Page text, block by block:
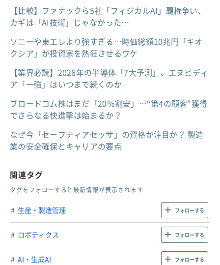
【比較】ファナックら5社「フィジカルAI」覇権争い、
カギは「AI技術」じゃなかった…
ソニーや東エレより強すぎる…時価総額10兆円「キオ
クシア」が投資家を熱狂させるワケ
【業界必読】2026年の半導体「7大予測」、エヌビディ
ア「一強」はいつまで続くのか
ブロードコム株はまだ「20％割安」…“第4の顧客”獲得
でさらなる快進撃は始まるか？
なぜ今「セーフティアセッサ」の資格が注目か？ 製造
業の安全確保とキャリアの要点
関連タグ
タグをフォローすると最新情報が表示されます
生産・製造管理 フォローする
ロボティクス フォローする
AI・生成AI フォローする